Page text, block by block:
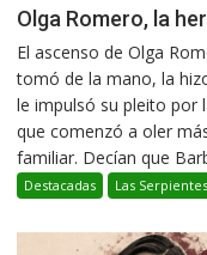
Olga Romero, la
El ascenso de Olga
tomó de la mano, la
le impulsó su pleito por
que comenzó a oler
familiar. Decían que
Destacadas Las Serpientes